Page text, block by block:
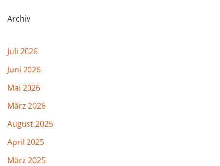
Archiv
Juli 2026
Juni 2026
Mai 2026
März 2026
August 2025
April 2025
März 2025